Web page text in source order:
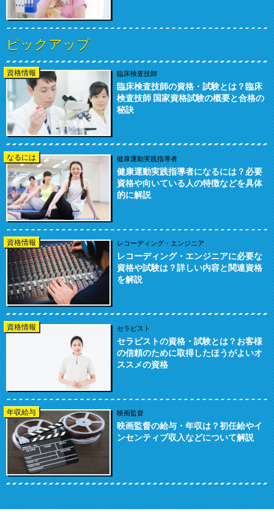
ピックアップ
資格情報 臨床検査技師
臨床検査技師の資格・試験とは？臨床
検査技師 国家資格試験の概要と合格の
秘訣
なるには 健康運動実践指導者
健康運動実践指導者になるには？必要
資格や向いている人の特徴などを具体
的に解説
資格情報 レコーディング・エンジニア
レコーディング・エンジニアに必要な
資格や試験は？詳しい内容と関連資格
を解説
資格情報 セラピスト
セラピストの資格・試験とは？お客様
の信頼のために取得したほうがよいオ
ススメの資格
年収給与 映画監督
映画監督の給与・年収は？初任給やイ
ンセンティブ収入などについて解説